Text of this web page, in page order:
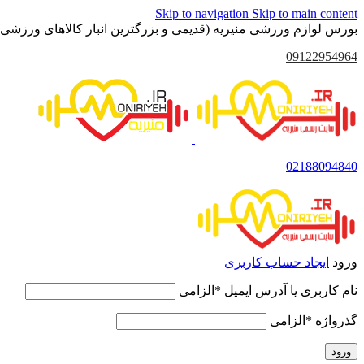
Skip to navigation Skip to main content
بورس لوازم ورزشی منیریه (قدیمی و بزرگترین انبار کالاهای ورزشی
09122954964
02188094840
ورود ایجاد حساب کاربری
نام کاربری یا آدرس ایمیل * الزامی
گذرواژه * الزامی
ورود